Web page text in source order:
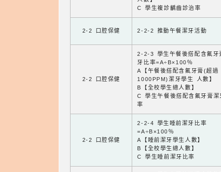
C 學生複診齲齒診治率
2-2 口腔保健 2-2-2 推動午餐潔牙活動
2-2 口腔保健
2-2-3 學生午餐後搭配含氟牙
牙比率=A÷B×100％
A【午餐後搭配含氟牙膏(超過
1000PPM)潔牙學生 人數】
B【全校學生總人數】
C 學生午餐後搭配含氟牙膏潔
率
2-2 口腔保健
2-2-4 學生睡前潔牙比率
=A÷B×100％
A【睡前潔牙學生人數】
B【全校學生總人數】
C 學生睡前潔牙比率